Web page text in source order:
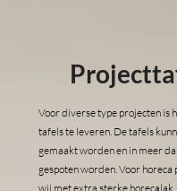
Voor diverse type projecten is
tafels te leveren. De tafels
gemaakt worden en in meer
gespoten worden.Voor horeca
wij met extra sterke horecalak.